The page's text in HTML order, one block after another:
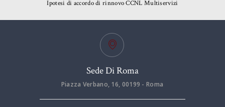
Ipotesi di accordo di rinnovo CCNL Multiservizi
Sede Di Roma
Piazza Verbano, 16, 00199 - Roma